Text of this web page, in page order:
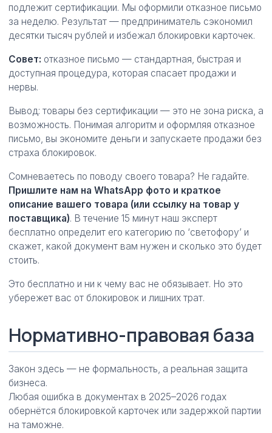
подлежит сертификации. Мы оформили отказное письмо
за неделю. Результат — предприниматель сэкономил
десятки тысяч рублей и избежал блокировки карточек.
Совет: отказное письмо — стандартная, быстрая и
доступная процедура, которая спасает продажи и
нервы.
Вывод: товары без сертификации — это не зона риска, а
возможность. Понимая алгоритм и оформляя отказное
письмо, вы экономите деньги и запускаете продажи без
страха блокировок.
Сомневаетесь по поводу своего товара? Не гадайте.
Пришлите нам на WhatsApp фото и краткое
описание вашего товара (или ссылку на товар у
поставщика). В течение 15 минут наш эксперт
бесплатно определит его категорию по ‘светофору’ и
скажет, какой документ вам нужен и сколько это будет
стоить.
Это бесплатно и ни к чему вас не обязывает. Но это
убережет вас от блокировок и лишних трат.
Нормативно-правовая база
Закон здесь — не формальность, а реальная защита
бизнеса.
Любая ошибка в документах в 2025–2026 годах
обернётся блокировкой карточек или задержкой партии
на таможне.